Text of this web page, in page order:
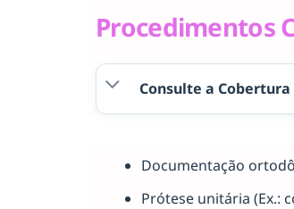
Procedimentos
Consulte a
Documentação
Prótese unitária (Ex.: